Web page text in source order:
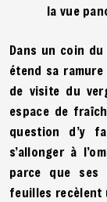
la vue
Dans un coin
étend sa
de visite du
espace de
question d’y
s’allonger à
parce que ses
feuilles recèlent